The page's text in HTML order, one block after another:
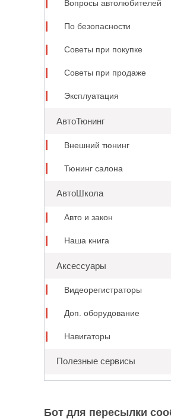
Вопросы автолюбителей
По безопасности
Советы при покупке
Советы при продаже
Эксплуатация
АвтоТюнинг
Внешний тюнинг
Тюнинг салона
АвтоШкола
Авто и закон
Наша книга
Аксессуары
Видеорегистраторы
Доп. оборудование
Навигаторы
Полезные сервисы
Бот для пересылки